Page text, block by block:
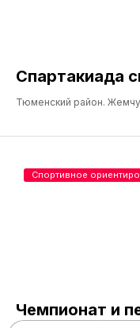
Спартакиада
Тюменский район.
Чемпионат и
Спортивное